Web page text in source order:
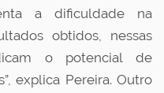
a dificuldade na
obtidos, nessas
o potencial de
explica Pereira. Outro